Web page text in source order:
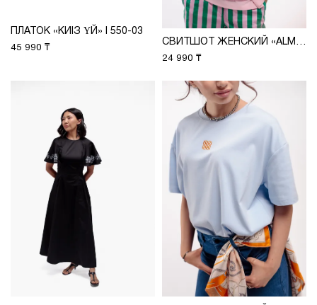
ПЛАТОК «КИІЗ ҮЙ» I 550-03
45 990 ₸
СВИТШОТ ЖЕНСКИЙ «ALMATY» М 25109-2
24 990 ₸